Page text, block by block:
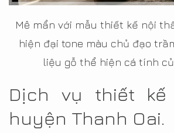
Mê mẩn với mẫu thiết kế nội
hiện đại tone màu chủ đạo
liệu gỗ thể hiện cá tính
Dịch vụ thiết
huyện Thanh Oai.